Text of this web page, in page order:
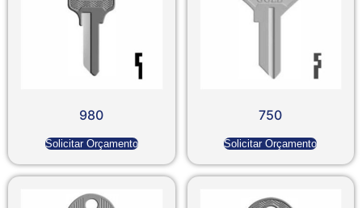
980
Solicitar Orçamento
750
Solicitar Orçamento